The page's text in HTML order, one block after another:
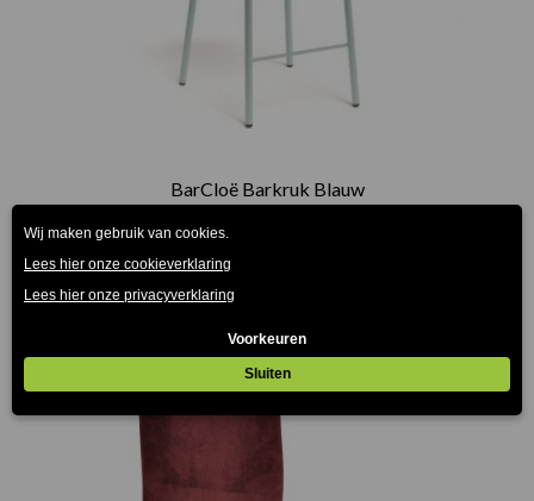
BarCloë Barkruk Blauw
€165.00